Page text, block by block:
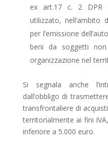
ex art.17 c. 2 DPR
utilizzato, nell’ambito
per l’emissione
beni da soggetti
organizzazione nel
Si segnala anche
dall’obbligo di
transfrontaliere di
territorialmente ai fini
inferiore a 5.000 euro.